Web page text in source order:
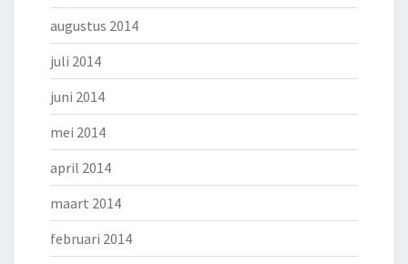
augustus 2014
juli 2014
juni 2014
mei 2014
april 2014
maart 2014
februari 2014